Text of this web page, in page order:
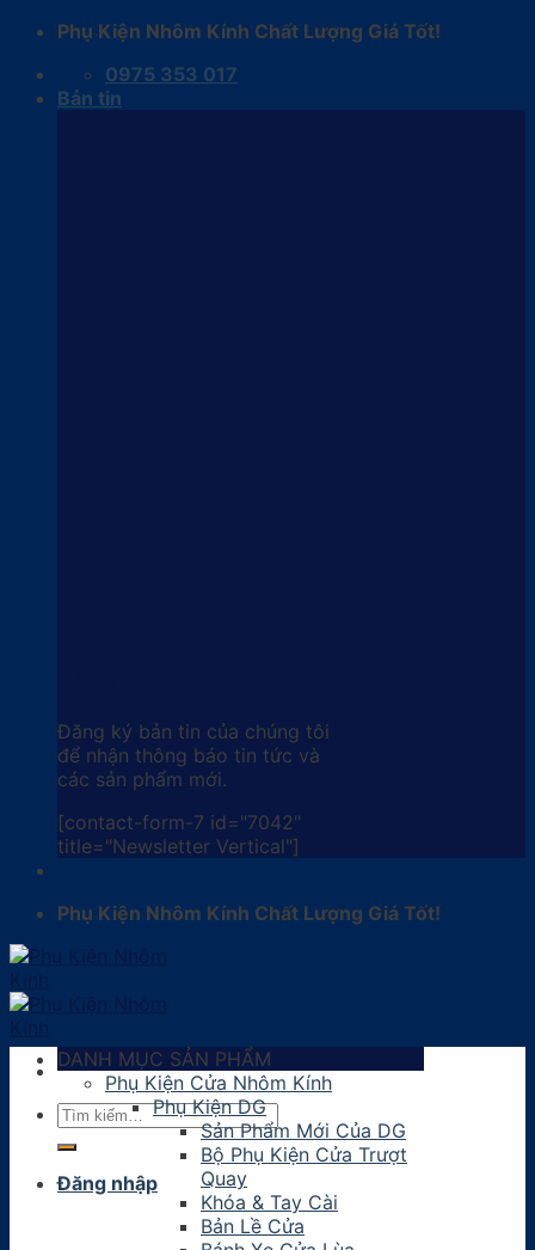
Skip
content
Phụ Kiện Nhôm Kính Chất Lượng Giá Tốt!
0975 353 017
Bản tin
Đăng ký bản tin của chúng tôi
để nhận thông báo tin tức và
các sản phẩm mới.
[contact-form-7 id="7042"
title="Newsletter Vertical"]
Phụ Kiện Nhôm Kính Chất Lượng Giá Tốt!
Tìm
Đăng nhập
DANH MỤC SẢN PHẨM
Phụ Kiện Cửa Nhôm Kính
Phụ Kiện DG
Sản Phẩm Mới Của DG
Bộ Phụ Kiện Cửa Trượt
Quay
Khóa & Tay Cài
Bản Lề Cửa